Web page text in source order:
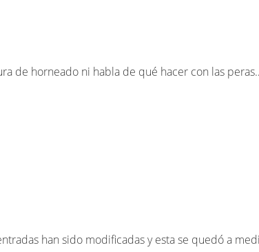
de horneado ni habla de qué hacer con las
han sido modificadas y esta se quedó a